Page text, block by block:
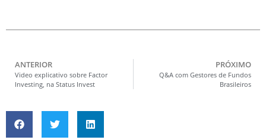
ANTERIOR
Video explicativo sobre Factor
Investing, na Status Invest
PRÓXIMO
Q&A com Gestores de Fundos
Brasileiros